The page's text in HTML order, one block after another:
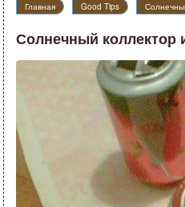
Главная Good Tips
Солнечный коллектор